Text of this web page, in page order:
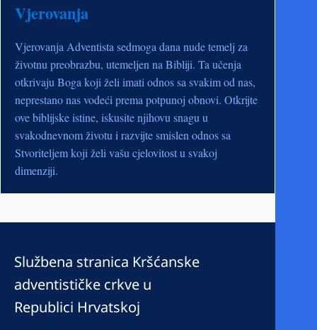
Vjerovanja
Vjerovanja Adventista sedmoga dana nude temelj za
životnu preobrazbu, utemeljen na Bibliji. Ta učenja
otkrivaju Boga koji želi imati odnos sa svakim od nas,
neprestano nas vodeći prema potpunoj obnovi. Otkrijte
ove biblijske istine, iskusite njihovu snagu u
svakodnevnom životu i razvijte smislen odnos sa
Stvoriteljem koji želi vašu cjelovitost u svakoj
dimenziji.
Službena stranica Kršćanske
adventističke crkve u
Republici Hrvatskoj